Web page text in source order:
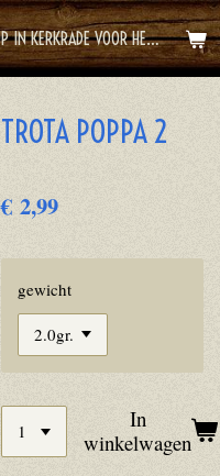
B-FISHING UW FORELSHOP IN KERKRADE VOOR HET BESTE FOREL AVONTUUR
TROTA POPPA 2
€ 2,99
gewicht
In
winkelwagen